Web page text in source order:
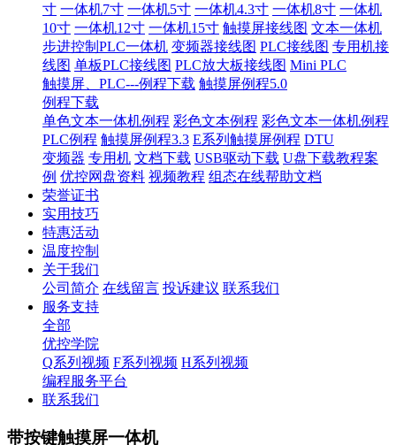
寸 一体机7寸 一体机5寸 一体机4.3寸 一体机8寸 一体机
10寸 一体机12寸 一体机15寸 触摸屏接线图 文本一体机
步进控制PLC一体机 变频器接线图 PLC接线图 专用机接
线图 单板PLC接线图 PLC放大板接线图 Mini PLC
触摸屏、PLC---例程下载 触摸屏例程5.0
例程下载
单色文本一体机例程 彩色文本例程 彩色文本一体机例程
PLC例程 触摸屏例程3.3 E系列触摸屏例程 DTU
变频器 专用机 文档下载 USB驱动下载 U盘下载教程案
例 优控网盘资料 视频教程 组态在线帮助文档
荣誉证书
实用技巧
特惠活动
温度控制
关于我们
公司简介 在线留言 投诉建议 联系我们
服务支持
全部
优控学院
Q系列视频 F系列视频 H系列视频
编程服务平台
联系我们
带按键触摸屏一体机